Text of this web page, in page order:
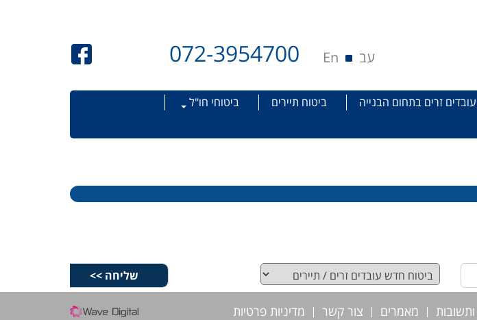
072-3954700 עב En
זרים בתחום הבנייה ביטוח תיירים
ביטוחי חו"ל
מאמרים צור קשר מדיניות פרטיות